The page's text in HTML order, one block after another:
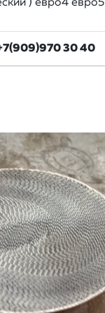
) евро4 евро5
30 40